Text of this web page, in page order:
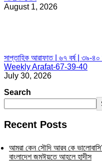
August 1, 2026
সাপ্তাহিক আরাফাত | ৬৭ বর্ষ | ৩৯-৪০
Weekly Arafat-67-39-40
July 30, 2026
Search
Recent Posts
আমরা কেন সৌদি আরব কে
বাংলাদেশ জমঈয়তে আহলে হাদীস